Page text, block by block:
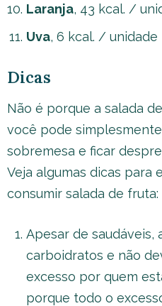
Laranja, 43 kcal. /
Uva, 6 kcal. / unidade
Dicas
Não é porque a salada
você pode
sobremesa e ficar
Veja algumas dicas para
consumir salada de fruta:
Apesar de saudáveis,
carboidratos e não
excesso por quem
porque todo o